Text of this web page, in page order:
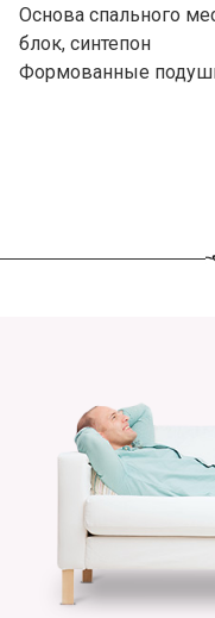
Основа спального
блок, синтепон
Формованные